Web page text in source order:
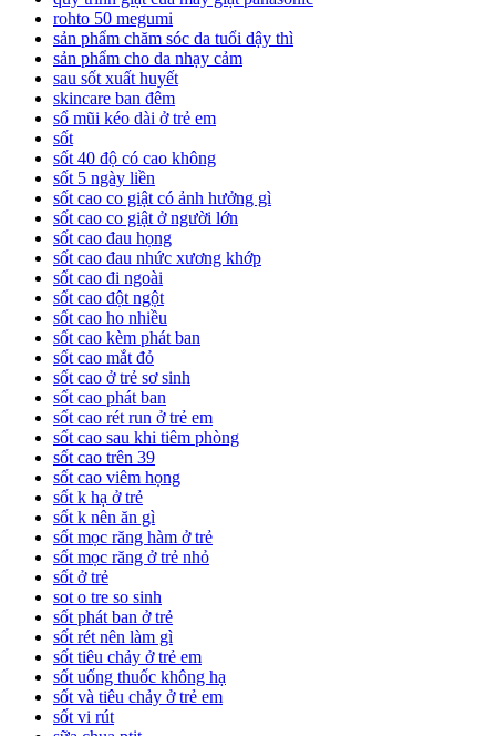
rohto 50 megumi
sản phẩm chăm sóc da tuổi dậy thì
sản phẩm cho da nhạy cảm
sau sốt xuất huyết
skincare ban đêm
sổ mũi kéo dài ở trẻ em
sốt
sốt 40 độ có cao không
sốt 5 ngày liền
sốt cao co giật có ảnh hưởng gì
sốt cao co giật ở người lớn
sốt cao đau họng
sốt cao đau nhức xương khớp
sốt cao đi ngoài
sốt cao đột ngột
sốt cao ho nhiều
sốt cao kèm phát ban
sốt cao mắt đỏ
sốt cao ở trẻ sơ sinh
sốt cao phát ban
sốt cao rét run ở trẻ em
sốt cao sau khi tiêm phòng
sốt cao trên 39
sốt cao viêm họng
sốt k hạ ở trẻ
sốt k nên ăn gì
sốt mọc răng hàm ở trẻ
sốt mọc răng ở trẻ nhỏ
sốt ở trẻ
sot o tre so sinh
sốt phát ban ở trẻ
sốt rét nên làm gì
sốt tiêu chảy ở trẻ em
sốt uống thuốc không hạ
sốt và tiêu chảy ở trẻ em
sốt vi rút